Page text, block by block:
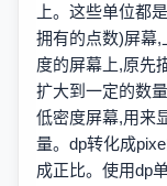
上。这些单位都
拥有的点数)屏幕,
度的屏幕上,原先
扩大到一定的数
低密度屏幕,用来
量。dp转化成
成正比。使用dp